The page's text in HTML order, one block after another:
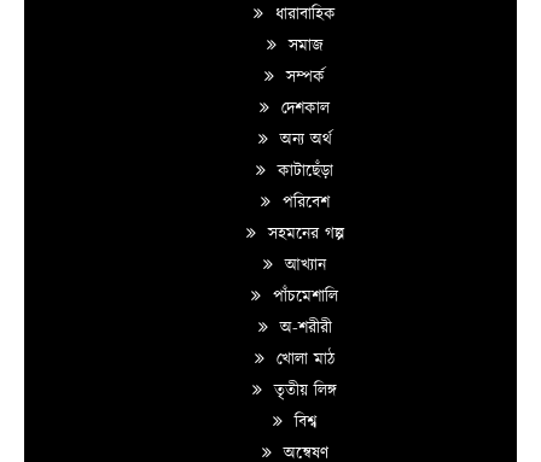
ধারাবাহিক
সমাজ
সম্পর্ক
দেশকাল
অন্য অর্থ
কাটাছেঁড়া
পরিবেশ
সহমনের গল্প
আখ্যান
পাঁচমেশালি
অ-শরীরী
খোলা মাঠ
তৃতীয় লিঙ্গ
বিশ্ব
অন্বেষণ